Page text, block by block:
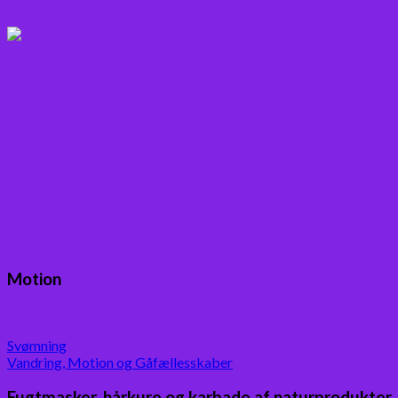
Motion
Svømning
Vandring, Motion og Gåfællesskaber